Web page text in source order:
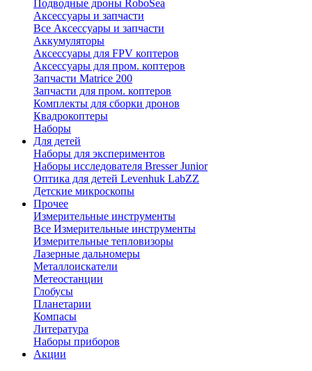
Подводные дроны RoboSea
Аксессуары и запчасти
Все Аксессуары и запчасти
Аккумуляторы
Аксессуары для FPV коптеров
Аксессуары для пром. коптеров
Запчасти Matrice 200
Запчасти для пром. коптеров
Комплекты для сборки дронов
Квадрокоптеры
Наборы
Для детей
Наборы для экспериментов
Наборы исследователя Bresser Junior
Оптика для детей Levenhuk LabZZ
Детские микроскопы
Прочее
Измерительные инструменты
Все Измерительные инструменты
Измерительные тепловизоры
Лазерные дальномеры
Металлоискатели
Метеостанции
Глобусы
Планетарии
Компасы
Литература
Наборы приборов
Акции